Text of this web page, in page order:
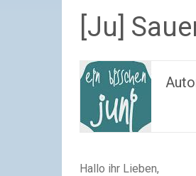
[Ju]
Hallo ihr Lieben,